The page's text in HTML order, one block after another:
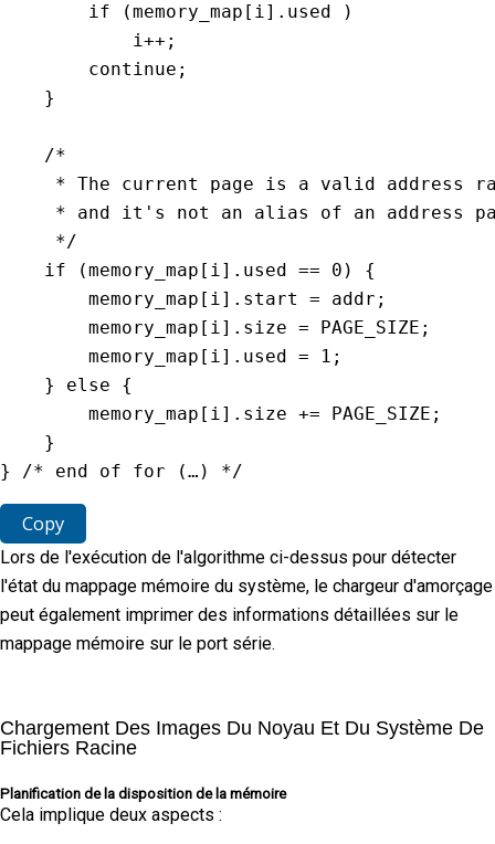
if
(memory_map [ i] . used
)
            i
++ ;
continue ;
}
/*
* The current page is a valid address
* and it's not an alias of an address
     */
if
(memory_map [ i] . used == 0 )
{
        memory_map
[ i] . start = addr ;
        memory_map
[ i] . size = PAGE_SIZE ;
        memory_map
[ i] . used = 1 ;
}
else
{
        memory_map
[ i] . size += PAGE_SIZE ;
}
}
/* end of for (…) */
Copy
Lors de l'exécution de l'algorithme ci-dessus pour détecter
l'état du mappage mémoire du système, le chargeur d'amorçage
peut également imprimer des informations détaillées sur le
mappage mémoire sur le port série.
Chargement Des Images Du Noyau Et Du Système De
Fichiers Racine
Planification de la disposition de la mémoire
Cela implique deux aspects :